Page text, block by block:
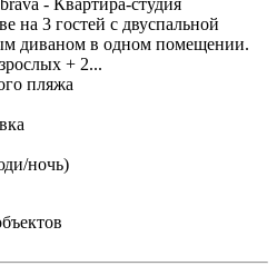
- Квартира-студия
на 3 гостей с двуспальной
диваном в одном помещении.
+ 2...
пляжа
ночь)